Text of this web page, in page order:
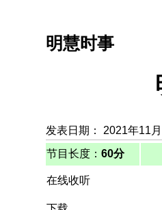
明慧时事
发表日期： 2021年11
节目长度： 60分
在线收听